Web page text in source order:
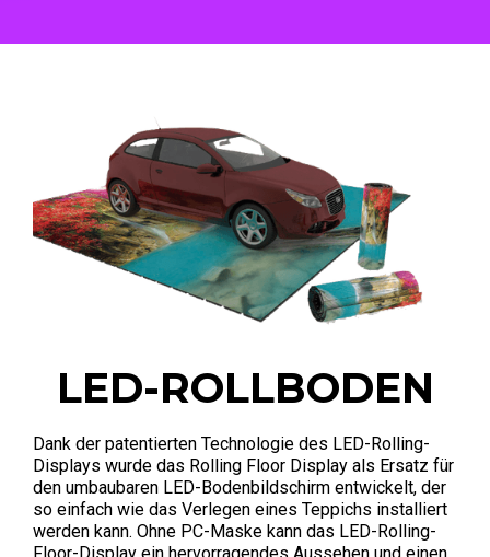
LED-ROLLBODEN
Dank der patentierten Technologie des LED-Rolling-
Displays wurde das Rolling Floor Display als Ersatz für
den umbaubaren LED-Bodenbildschirm entwickelt, der
so einfach wie das Verlegen eines Teppichs installiert
werden kann. Ohne PC-Maske kann das LED-Rolling-